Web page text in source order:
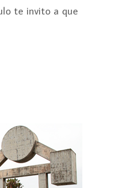
te invito a que